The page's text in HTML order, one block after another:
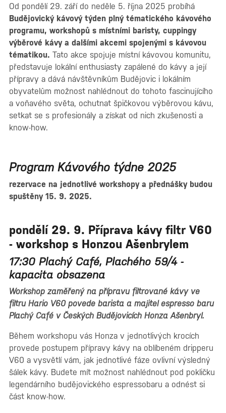
Od pondělí 29. září do neděle 5. října 2025 probíhá
Budějovický kávový týden plný tématického kávového
programu, workshopů s místními baristy, cuppingy
výběrové kávy a dalšími akcemi spojenými s kávovou
tématikou. Tato akce spojuje místní kávovou komunitu,
představuje lokální enthusiasty zapálené do kávy a její
přípravy a dává návštěvníkům Budějovic i lokálním
obyvatelům možnost nahlédnout do tohoto fascinujícího
a voňavého světa, ochutnat špičkovou výběrovou kávu,
setkat se s profesionály a získat od nich zkušenosti a
know-how.
Program Kávového týdne 2025
rezervace na jednotlivé workshopy a přednášky budou
spuštěny 15. 9. 2025.
pondělí 29. 9. Příprava kávy filtr V60
- workshop s Honzou Ašenbrylem
17:30 Plachý Café, Plachého 59/4 -
kapacita obsazena
Workshop zaměřený na přípravu filtrované kávy ve
filtru Hario V60 povede barista a majitel espresso baru
Plachý Café v Českých Budějovicích Honza Ašenbryl.
Během workshopu vás Honza v jednotlivých krocích
provede postupem přípravy kávy na oblíbeném dripperu
V60 a vysvětlí vám, jak jednotlivé fáze ovlivní výsledný
šálek kávy. Budete mít možnost nahlédnout pod pokličku
legendárního budějovického espressobaru a odnést si
část know-how.